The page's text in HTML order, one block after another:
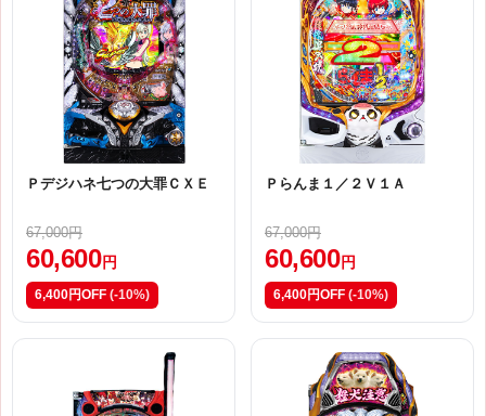
Ｐデジハネ七つの大罪ＣＸＥ
67,000円
60,600 円
6,400円OFF (-10%)
Ｐらんま１／２Ｖ１Ａ
67,000円
60,600 円
6,400円OFF (-10%)